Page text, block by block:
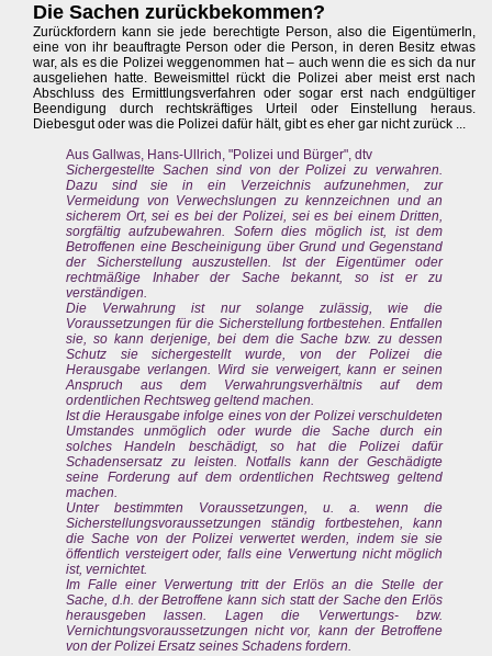
Die Sachen zurückbekommen?
Zurückfordern kann sie jede berechtigte Person, also die EigentümerIn,
eine von ihr beauftragte Person oder die Person, in deren Besitz etwas
war, als es die Polizei weggenommen hat – auch wenn die es sich da nur
ausgeliehen hatte. Beweismittel rückt die Polizei aber meist erst nach
Abschluss des Ermittlungsverfahren oder sogar erst nach endgültiger
Beendigung durch rechtskräftiges Urteil oder Einstellung heraus.
Diebesgut oder was die Polizei dafür hält, gibt es eher gar nicht zurück ...
Aus Gallwas, Hans-Ullrich, "Polizei und Bürger", dtv
Sichergestellte Sachen sind von der Polizei zu verwahren.
Dazu sind sie in ein Verzeichnis aufzunehmen, zur
Vermeidung von Verwechslungen zu kennzeichnen und an
sicherem Ort, sei es bei der Polizei, sei es bei einem Dritten,
sorgfältig aufzubewahren. Sofern dies möglich ist, ist dem
Betroffenen eine Bescheinigung über Grund und Gegenstand
der Sicherstellung auszustellen. Ist der Eigentümer oder
rechtmäßige Inhaber der Sache bekannt, so ist er zu
verständigen.
Die Verwahrung ist nur solange zulässig, wie die
Voraussetzungen für die Sicherstellung fortbestehen. Entfallen
sie, so kann derjenige, bei dem die Sache bzw. zu dessen
Schutz sie sichergestellt wurde, von der Polizei die
Herausgabe verlangen. Wird sie verweigert, kann er seinen
Anspruch aus dem Verwahrungsverhältnis auf dem
ordentlichen Rechtsweg geltend machen.
Ist die Herausgabe infolge eines von der Polizei verschuldeten
Umstandes unmöglich oder wurde die Sache durch ein
solches Handeln beschädigt, so hat die Polizei dafür
Schadensersatz zu leisten. Notfalls kann der Geschädigte
seine Forderung auf dem ordentlichen Rechtsweg geltend
machen.
Unter bestimmten Voraussetzungen, u. a. wenn die
Sicherstellungsvoraussetzungen ständig fortbestehen, kann
die Sache von der Polizei verwertet werden, indem sie sie
öffentlich versteigert oder, falls eine Verwertung nicht möglich
ist, vernichtet.
Im Falle einer Verwertung tritt der Erlös an die Stelle der
Sache, d.h. der Betroffene kann sich statt der Sache den Erlös
herausgeben lassen. Lagen die Verwertungs- bzw.
Vernichtungsvoraussetzungen nicht vor, kann der Betroffene
von der Polizei Ersatz seines Schadens fordern.